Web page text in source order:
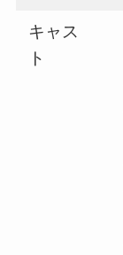
キャス
ト